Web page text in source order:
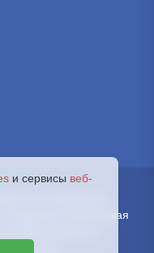
учреждение
клиническая
и сервисы веб-